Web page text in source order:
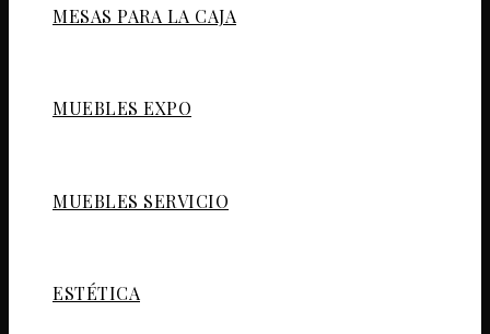
MESAS PARA LA CAJA
MUEBLES EXPO
MUEBLES SERVICIO
ESTÉTICA